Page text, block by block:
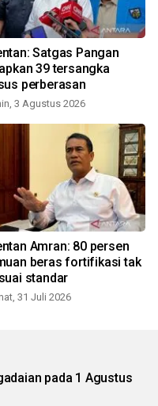
Satgas Pangan
39 tersangka
perberasan
3 Agustus 2026
Amran: 80 persen
beras fortifikasi tak
standar
31 Juli 2026
pada 1 Agustus